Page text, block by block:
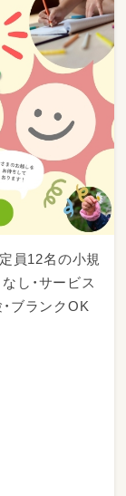
員12名の小規
し・サービス
ブランクOK